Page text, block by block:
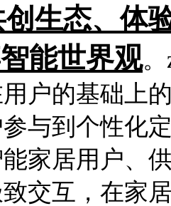
生态、
能世界观
户的基础上的
参与到个性化
家居用户、
致交互，